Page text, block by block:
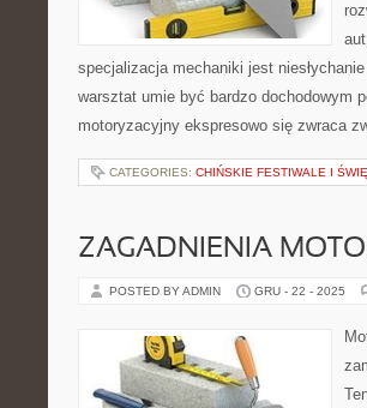
specjalizacja mechaniki jest
warsztat umie być bardzo dochodowym
motoryzacyjny ekspresowo się zwraca
CATEGORIES: CHIŃSKIE FESTIWALE I
ZAGADNIENIA
POSTED BY ADMIN GRU - 22 - 2025